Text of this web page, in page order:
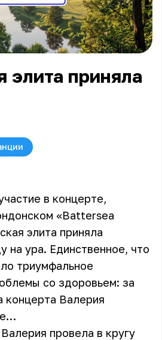
элита приняла
в концерте,
«Battersea
элита приняла
на ура. Единственное, что
триумфальное
со здоровьем: за
концерта Валерия
Валерия провела в кругу